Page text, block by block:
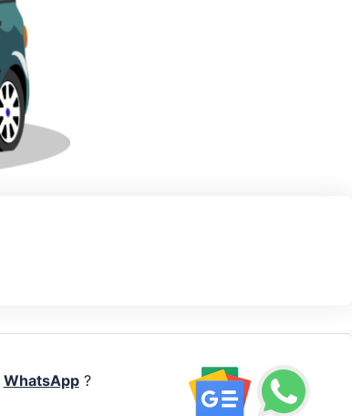
WhatsApp?